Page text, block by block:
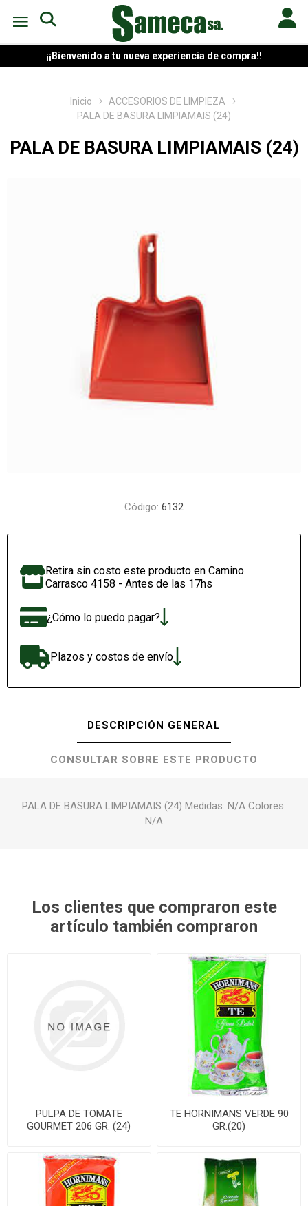
¡¡Bienvenido a tu nueva experiencia de compra!!
Inicio
ACCESORIOS DE LIMPIEZA
PALA DE BASURA LIMPIAMAIS (24)
PALA DE BASURA LIMPIAMAIS (24)
Código: 6132
Retira sin costo este producto en Camino
Carrasco 4158 - Antes de las 17hs
¿Cómo lo puedo pagar?
Plazos y costos de envío
DESCRIPCIÓN GENERAL
CONSULTAR SOBRE ESTE PRODUCTO
PALA DE BASURA LIMPIAMAIS (24) Medidas: N/A Colores:
N/A
Los clientes que compraron este
artículo también compraron
PULPA DE TOMATE
GOURMET 206 GR. (24)
TE HORNIMANS VERDE 90
GR.(20)